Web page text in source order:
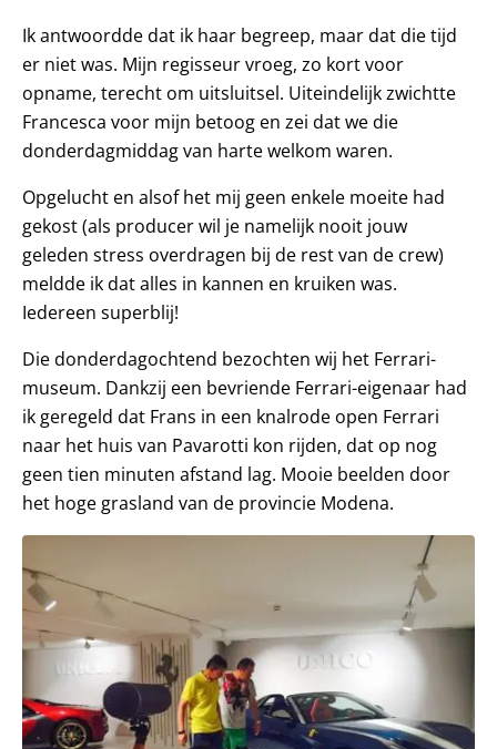
Ik antwoordde dat ik haar begreep, maar dat die tijd
er niet was. Mijn regisseur vroeg, zo kort voor
opname, terecht om uitsluitsel. Uiteindelijk zwichtte
Francesca voor mijn betoog en zei dat we die
donderdagmiddag van harte welkom waren.
Opgelucht en alsof het mij geen enkele moeite had
gekost (als producer wil je namelijk nooit jouw
geleden stress overdragen bij de rest van de crew)
meldde ik dat alles in kannen en kruiken was.
Iedereen superblij!
Die donderdagochtend bezochten wij het Ferrari-
museum. Dankzij een bevriende Ferrari-eigenaar had
ik geregeld dat Frans in een knalrode open Ferrari
naar het huis van Pavarotti kon rijden, dat op nog
geen tien minuten afstand lag. Mooie beelden door
het hoge grasland van de provincie Modena.